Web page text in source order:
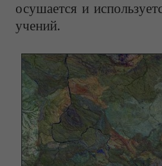
осушается и
учений.